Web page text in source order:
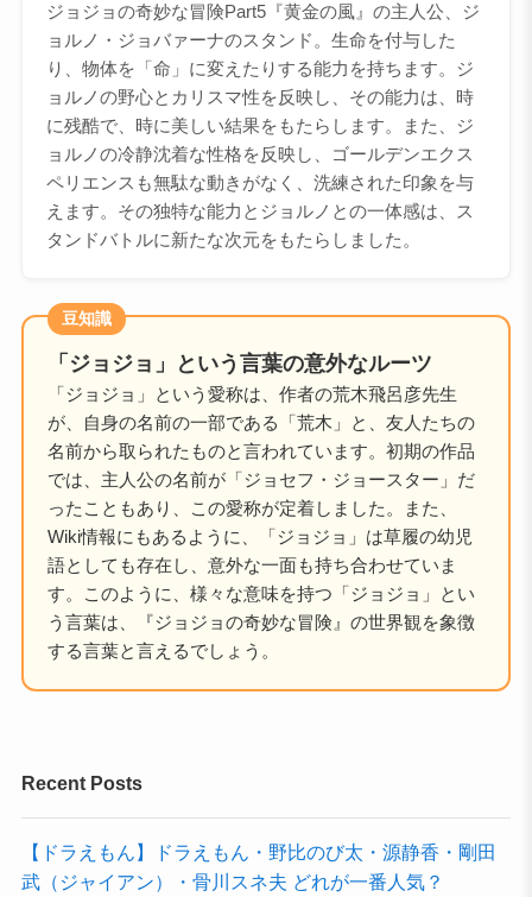
ジョジョの奇妙な冒険Part5『黄金の風』の主人公、ジ
ョルノ・ジョバァーナのスタンド。生命を付与した
り、物体を「命」に変えたりする能力を持ちます。ジ
ョルノの野心とカリスマ性を反映し、その能力は、時
に残酷で、時に美しい結果をもたらします。また、ジ
ョルノの冷静沈着な性格を反映し、ゴールデンエクス
ペリエンスも無駄な動きがなく、洗練された印象を与
えます。その独特な能力とジョルノとの一体感は、ス
タンドバトルに新たな次元をもたらしました。
豆知識
「ジョジョ」という言葉の意外なルーツ
「ジョジョ」という愛称は、作者の荒木飛呂彦先生
が、自身の名前の一部である「荒木」と、友人たちの
名前から取られたものと言われています。初期の作品
では、主人公の名前が「ジョセフ・ジョースター」だ
ったこともあり、この愛称が定着しました。また、
Wiki情報にもあるように、「ジョジョ」は草履の幼児
語としても存在し、意外な一面も持ち合わせていま
す。このように、様々な意味を持つ「ジョジョ」とい
う言葉は、『ジョジョの奇妙な冒険』の世界観を象徴
する言葉と言えるでしょう。
Recent Posts
【ドラえもん】ドラえもん・野比のび太・源静香・剛田
武（ジャイアン）・骨川スネ夫 どれが一番人気？